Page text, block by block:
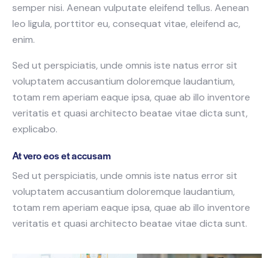
semper nisi. Aenean vulputate eleifend tellus. Aenean
leo ligula, porttitor eu, consequat vitae, eleifend ac,
enim.
Sed ut perspiciatis, unde omnis iste natus error sit
voluptatem accusantium doloremque laudantium,
totam rem aperiam eaque ipsa, quae ab illo inventore
veritatis et quasi architecto beatae vitae dicta sunt,
explicabo.
At vero eos et accusam
Sed ut perspiciatis, unde omnis iste natus error sit
voluptatem accusantium doloremque laudantium,
totam rem aperiam eaque ipsa, quae ab illo inventore
veritatis et quasi architecto beatae vitae dicta sunt.